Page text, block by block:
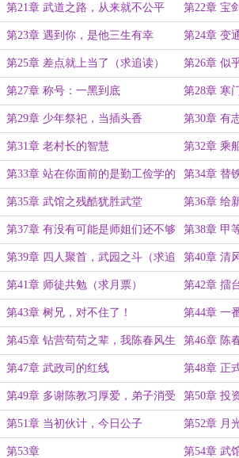
第21章 武道之路，从来就不公平
（求追读）
第22章 宝
就少吃
第23章 遇到你，是他三生有幸 第24章 变
第25章 差点就上当了（求追读） 第26章 似
第27章 称号：一黑到底 第28章 寒
第29章 少年祭祀，当插头香 第30章 有
第31章 老村长的智慧 第32章 乘
第33章 站在你面前的是勤工俭学的
创始人（加更）
第34章 替
第35章 武馆之残酷犹胜武堂 第36章 给
第37章 有没有可能是师姐们还不够
勤？
第38章 甲
第39章 四人聚首，武园之斗（求追
读）
第40章 清
第41章 师徒共勉（求月票） 第42章 擂
第43章 树兄，对不住了！ 第44章 一
更）
第45章 钻营苟苟之辈，我陈春风生
平最为厌恶！
第46章 陈
声了
第47章 武政司的红线 第48章 正
第49章 多谢陈教习厚爱，弟子消受
不起
第50章 投
第51章 当初伙计，今日公子 第52章 月
气盖春
第53章 第54章 武